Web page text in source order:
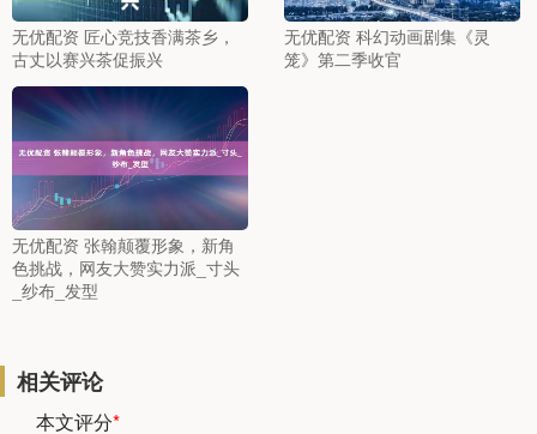
无优配资 匠心竞技香满茶乡，
古丈以赛兴茶促振兴
无优配资 科幻动画剧集《灵
笼》第二季收官
无优配资 张翰颠覆形象，新角
色挑战，网友大赞实力派_寸头
_纱布_发型
相关评论
本文评分*